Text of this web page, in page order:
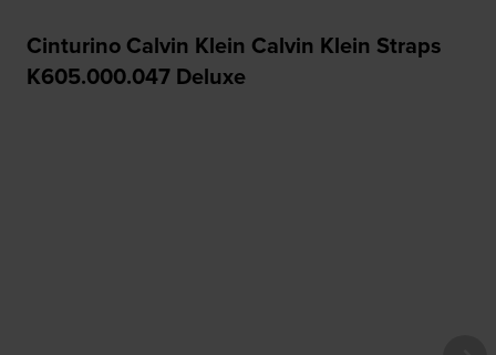
Cinturino Calvin Klein Calvin Klein Straps
K605.000.047 Deluxe